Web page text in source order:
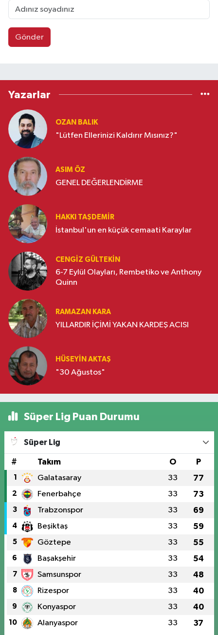
Gönder
Yazarlar
OZAN BALIK
"Lütfen Ellerinizi Kaldırır Mısınız?"
ASIM ÖZ
GENEL DEĞERLENDİRME
HAKKI TAŞDEMIR
İstanbul'un en küçük cemaati Karaylar
CENGIZ GÜLTEKIN
6-7 Eylül Olayları, Rembetiko ve Anthony
Quinn
RAMAZAN KARA
YILLARDIR İÇİMİ YAKAN KARDEŞ ACISI
HÜSEYIN AKTAŞ
"30 Ağustos"
Süper Lig Puan Durumu
Süper Lig
# Takım O P
1 Galatasaray 33 77
2 Fenerbahçe 33 73
3 Trabzonspor 33 69
4 Beşiktaş 33 59
5 Göztepe 33 55
6 Başakşehir 33 54
7 Samsunspor 33 48
8 Rizespor 33 40
9 Konyaspor 33 40
10 Alanyaspor 33 37